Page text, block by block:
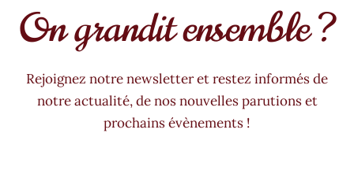
On grandit ensemble ?
Rejoignez notre newsletter et restez informés de
notre actualité, de nos nouvelles parutions et
prochains évènements !